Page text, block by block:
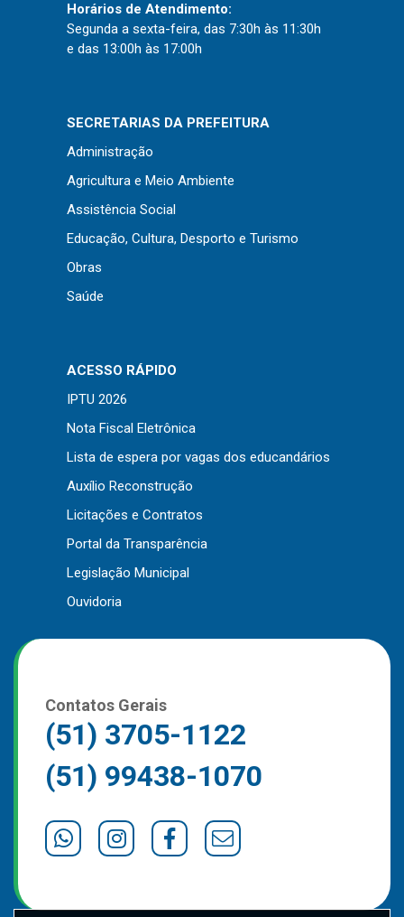
Recursos Humanos
Processo Seletivo
Outros
Downloads
Notícias
Horários de Atendimento:
Segunda a sexta-feira, das 7:30h às 11:30h
e das 13:00h às 17:00h
SECRETARIAS DA PREFEITURA
Administração
Agricultura e Meio Ambiente
Assistência Social
Educação, Cultura, Desporto e Turismo
Obras
Saúde
ACESSO RÁPIDO
IPTU 2026
Nota Fiscal Eletrônica
Lista de espera por vagas dos educandários
Auxílio Reconstrução
Licitações e Contratos
Portal da Transparência
Legislação Municipal
Ouvidoria
Contatos Gerais
(51) 3705-1122
(51) 99438-1070